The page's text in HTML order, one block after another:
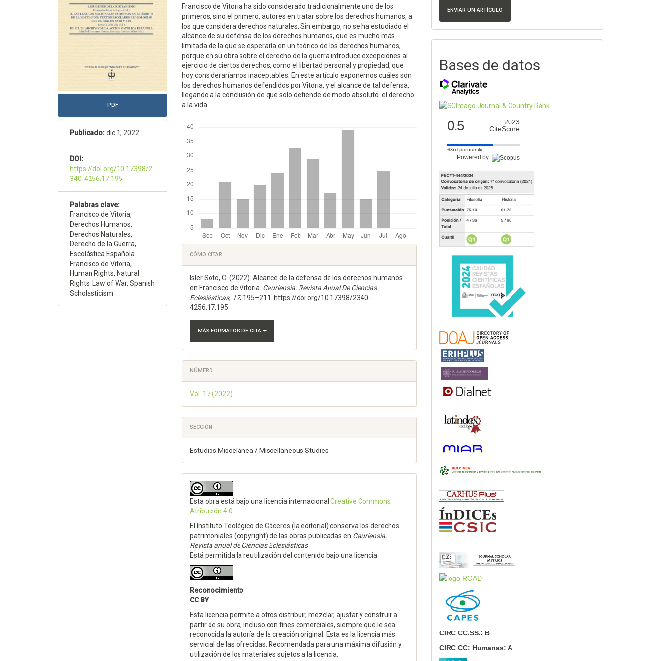
PDF
Publicado:dic 1, 2022
DOI:
https://doi.org/10.17398/2
340-4256.17.195
Palabras clave:
Francisco de Vitoria,
Derechos Humanos,
Derechos Naturales,
Derecho de la Guerra,
Escolástica Española
Francisco de Vitoria,
Human Rights, Natural
Rights, Law of War, Spanish
Scholasticism
Francisco de Vitoria ha sido considerado tradicionalmente uno de los
primeros, sino el primero, autores en tratar sobre los derechos humanos, a
los que considera derechos naturales. Sin embargo, no se ha estudiado el
alcance de su defensa de los derechos humanos, que es mucho más
limitada de la que se esperaría en un teórico de los derechos humanos,
porque en su obra sobre el derecho de la guerra introduce excepciones al
ejercicio de ciertos derechos, como el libertad personal y propiedad, que
hoy consideraríamos inaceptables. En este artículo exponemos cuáles son
los derechos humanos defendidos por Vitoria, y el alcance de tal defensa,
llegando a la conclusión de que solo defiende de modo absoluto el derecho
a la vida.
Detalles
del
artículo
CÓMO CITAR
Isler Soto, C. (2022). Alcance de la defensa de los derechos humanos
en Francisco de Vitoria. Cauriensia. Revista Anual De Ciencias
Eclesiásticas, 17, 195–211. https://doi.org/10.17398/2340-
4256.17.195
MÁS FORMATOS DE CITA
NÚMERO
Vol. 17 (2022)
SECCIÓN
Estudios Miscelánea / Miscellaneous Studies
Esta obra está bajo una licencia internacionalCreative Commons
Atribución 4.0
El Instituto Teológico de Cáceres (la editorial) conserva los derechos
patrimoniales (copyright) de las obras publicadas en Cauriensia.
Revista anual de Ciencias Eclesiásticas
Está permitida la reutilización del contenido bajo una licencia:
Reconocimiento
CC BY
Esta licencia permite a otros distribuir, mezclar, ajustar y construir a
partir de su obra, incluso con fines comerciales, siempre que le sea
reconocida la autoría de la creación original. Esta es la licencia más
servicial de las ofrecidas. Recomendada para una máxima difusión y
utilización de los materiales sujetos a la licencia.
ENVIAR UN ARTÍCULO
Bases de datos
0.5
2023
CiteScore
63rd percentile
Powered by
CIRC CC.SS.: B
CIRC CC: Humanas: A